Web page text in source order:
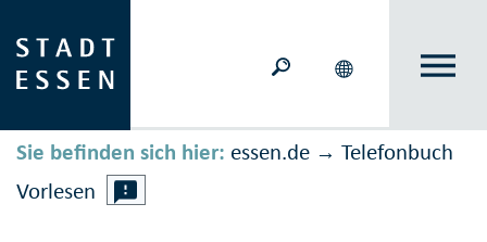
Sie befinden sich hier: essen.de → Telefonbuch
Vorlesen